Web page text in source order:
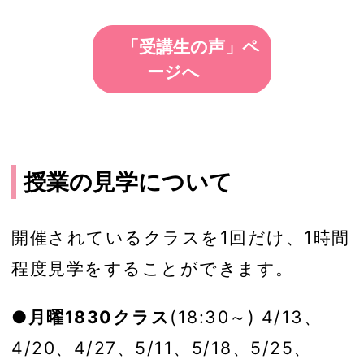
「受講生の声」ペ
ージへ
授業の見学について
開催されているクラスを1回だけ、1時間
程度見学をすることができます。
●月曜1830クラス(18:30～) 4/13、
4/20、4/27、5/11、5/18、5/25、